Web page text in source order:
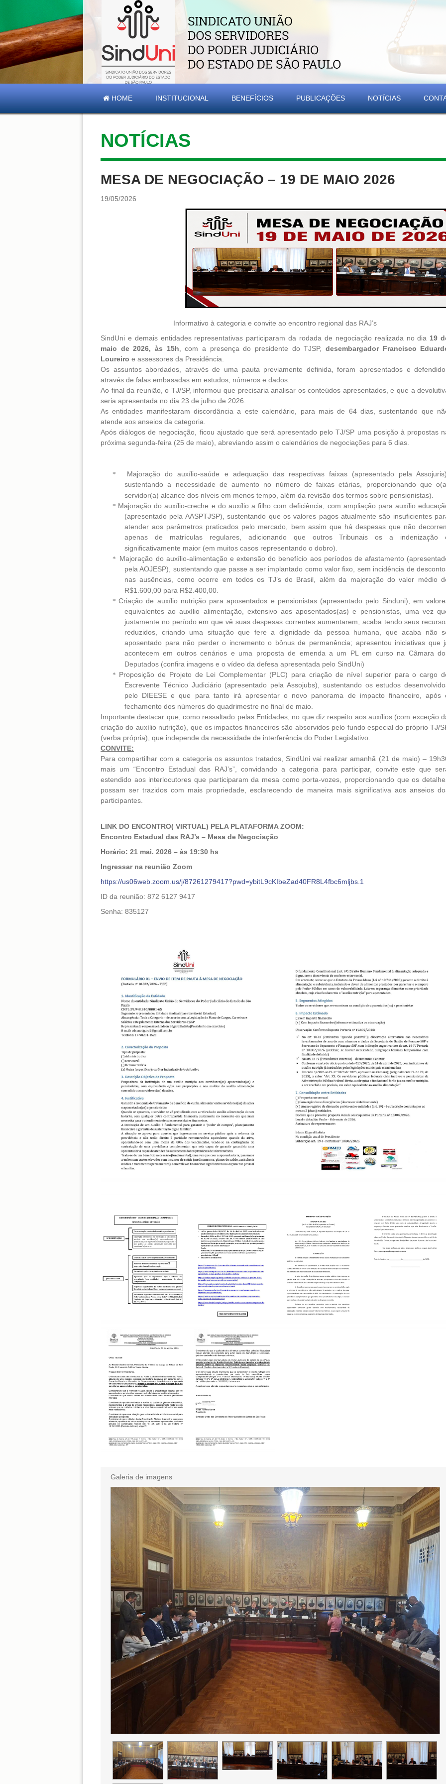
HOME INSTITUCIONAL BENEFÍCIOS PUBLICAÇÕES NOTÍCIAS
NOTÍCIAS
MESA DE NEGOCIAÇÃO – 19 DE MAIO 2026
19/05/2026
Informativo à categoria e convite ao encontro regional das RAJ’s
SindUni e demais entidades representativas participaram da rodada de negociação realizada no dia 19
maio de 2026, às 15h , com a presença do presidente do TJSP, desembargador Francisco
Loureiro e assessores da Presidência.
Os assuntos abordados, através de uma pauta previamente definida, foram apresentados e
através de falas embasadas em estudos, números e dados.
Ao final da reunião, o TJ/SP, informou que precisaria analisar os conteúdos apresentados, e que a
seria apresentada no dia 23 de julho de 2026.
As entidades manifestaram discordância a este calendário, para mais de 64 dias, sustentando que
atende aos anseios da categoria.
Após diálogos de negociação, ficou ajustado que será apresentado pelo TJ/SP uma posição à propostas
próxima segunda-feira (25 de maio), abreviando assim o calendários de negociações para 6 dias.
*
Majoração do auxílio-saúde e adequação das respectivas faixas (apresentado pela Assojuris),
sustentando a necessidade de aumento no número de faixas etárias, proporcionando que
servidor(a) alcance dos níveis em menos tempo, além da revisão dos termos sobre pensionistas).
* Majoração do auxílio-creche e do auxílio a filho com deficiência, com ampliação para auxílio
(apresentado pela AASPTJSP), sustentando que os valores pagos atualmente são insuficientes
atender aos parâmetros praticados pelo mercado, bem assim que há despesas que não
apenas de matrículas regulares, adicionando que outros Tribunais os a indenização
significativamente maior (em muitos casos representando o dobro).
* Majoração do auxílio-alimentação e extensão do benefício aos períodos de afastamento
pela AOJESP), sustentando que passe a ser implantado como valor fixo, sem incidência de
nas ausências, como ocorre em todos os TJ’s do Brasil, além da majoração do valor médio
R$1.600,00 para R$2.400,00.
*Criação de auxílio nutrição para aposentados e pensionistas (apresentado pelo Sinduni), em
equivalentes ao auxílio alimentação, extensivo aos aposentados(as) e pensionistas, uma vez
justamente no período em que vê suas despesas correntes aumentarem, acaba tendo seus
reduzidos, criando uma situação que fere a dignidade da pessoa humana, que acaba não
aposentado para não perder o incremento o bônus de permanência; apresentou iniciativas que
acontecem em outros cenários e uma proposta de emenda a um PL em curso na Câmara
Deputados (confira imagens e o vídeo da defesa apresentada pelo SindUni)
* Proposição de Projeto de Lei Complementar (PLC) para criação de nível superior para o cargo
Escrevente Técnico Judiciário (apresentado pela Assojubs), sustentando os estudos
pelo DIEESE e que para tanto irá apresentar o novo panorama de impacto financeiro, após
fechamento dos números do quadrimestre no final de maio.
Importante destacar que, como ressaltado pelas Entidades, no que diz respeito aos auxílios (com exceção
criação do auxílio nutrição), que os impactos financeiros são absorvidos pelo fundo especial do próprio TJ/
(verba própria), que independe da necessidade de interferência do Poder Legislativo.
CONVITE:
Para compartilhar com a categoria os assuntos tratados, SindUni vai realizar amanhã (21 de maio) –
mais um “Encontro Estadual das RAJ’s”, convidando a categoria para participar, convite este que
estendido aos interlocutores que participaram da mesa como porta-vozes, proporcionando que os
possam ser trazidos com mais propriedade, esclarecendo de maneira mais significativa aos anseios
participantes.
LINK DO ENCONTRO( VIRTUAL) PELA PLATAFORMA ZOOM:
Encontro Estadual das RAJ’s – Mesa de Negociação
Horário: 21 mai. 2026 – às 19:30 hs
Ingressar na reunião Zoom
https://us06web.zoom.us/j/87261279417?pwd=ybitL9cKIbeZad40FR8L4fbc6mljbs.1
ID da reunião: 872 6127 9417
Senha: 835127
Galeria de imagens